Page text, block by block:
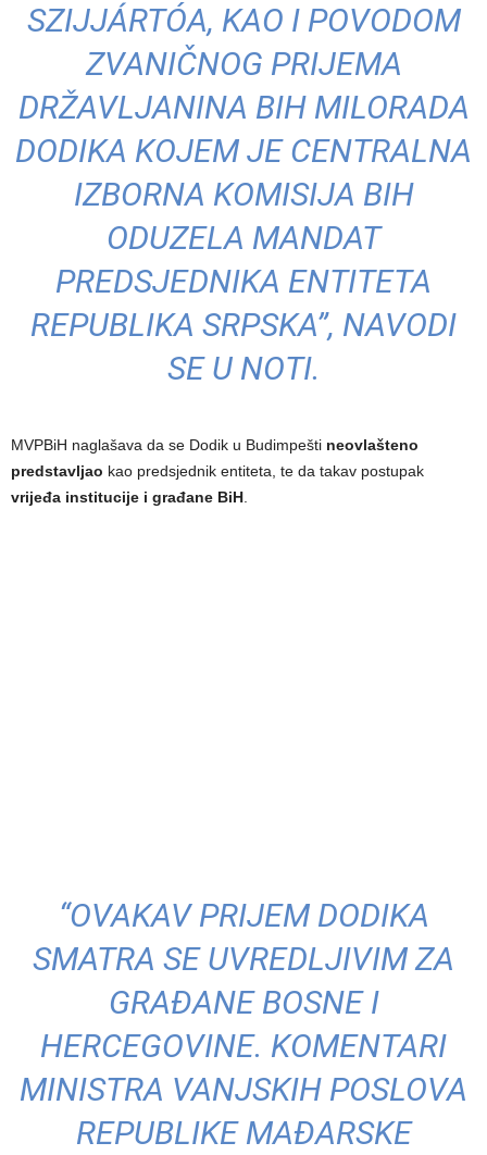
SZIJJÁRTÓA, KAO I POVODOM
ZVANIČNOG PRIJEMA
DRŽAVLJANINA BIH MILORADA
DODIKA KOJEM JE CENTRALNA
IZBORNA KOMISIJA BIH
ODUZELA MANDAT
PREDSJEDNIKA ENTITETA
REPUBLIKA SRPSKA”, NAVODI
SE U NOTI.
MVPBiH naglašava da se Dodik u Budimpešti neovlašteno
predstavljao kao predsjednik entiteta, te da takav postupak
vrijeđa institucije i građane BiH.
“OVAKAV PRIJEM DODIKA
SMATRA SE UVREDLJIVIM ZA
GRAĐANE BOSNE I
HERCEGOVINE. KOMENTARI
MINISTRA VANJSKIH POSLOVA
REPUBLIKE MAĐARSKE